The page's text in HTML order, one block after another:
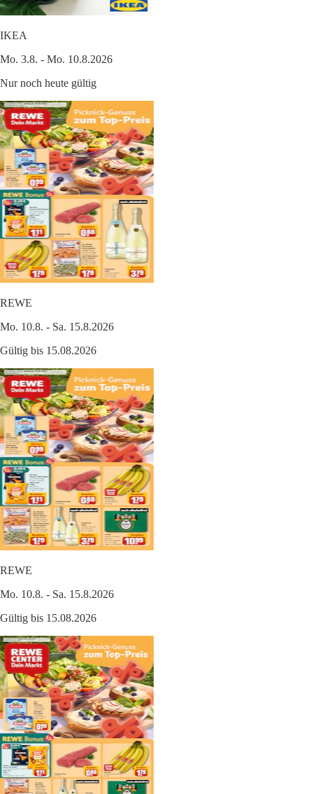
IKEA
Mo. 3.8. - Mo. 10.8.2026
Nur noch heute gültig
REWE
Mo. 10.8. - Sa. 15.8.2026
Gültig bis 15.08.2026
REWE
Mo. 10.8. - Sa. 15.8.2026
Gültig bis 15.08.2026